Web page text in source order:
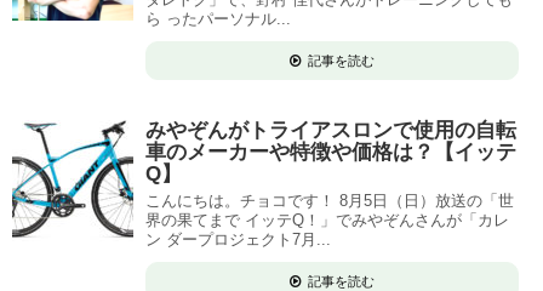
ら ったパーソナル...
記事を読む
みやぞんがトライアスロンで使用の自転
車のメーカーや特徴や価格は？【イッテ
Q】
こんにちは。チョコです！ 8月5日（日）放送の「世
界の果てまで イッテQ！」でみやぞんさんが「カレ
ン ダープロジェクト7月...
記事を読む